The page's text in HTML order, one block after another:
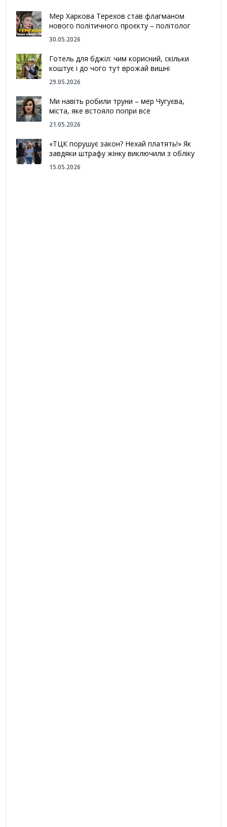
Мер Харкова Терехов став флагманом
нового політичного проєкту – політолог
30.05.2026
Готель для бджіл: чим корисний, скільки
коштує і до чого тут врожай вишні
29.05.2026
Ми навіть робили труни – мер Чугуєва,
міста, яке встояло попри все
21.05.2026
«ТЦК порушує закон? Нехай платять!» Як
завдяки штрафу жінку виключили з обліку
15.05.2026